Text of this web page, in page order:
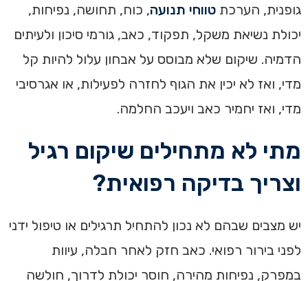
גופנית, הערכת טווחי תנועה, כוח, תחושה, נפיחות,
יכולת נשיאת משקל, תפקוד, כאב, גורמי סיכון ולעיתים
הדמיה. שיקום שלא מבוסס על אבחון עלול להיות קל
מדי, ואז לא יכין את הגוף לחזרה לפעילות, או אגרסיבי
מדי, ואז יחמיר כאב ויעכב החלמה.
מתי לא מתחילים שיקום רגיל
וצריך בדיקה רפואית?
יש מצבים שבהם לא נכון להתחיל תרגילים או טיפול ידני
לפני בירור רפואי. כאב חזק לאחר חבלה, עיוות
במפרק, נפיחות מהירה, חוסר יכולת לדרוך, חולשה